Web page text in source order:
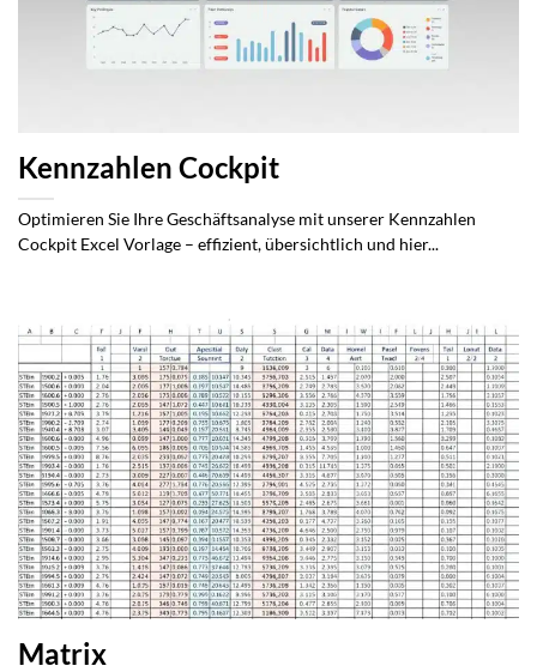
Kennzahlen Cockpit
Optimieren Sie Ihre Geschäftsanalyse mit unserer Kennzahlen
Cockpit Excel Vorlage – effizient, übersichtlich und hier...
Matrix